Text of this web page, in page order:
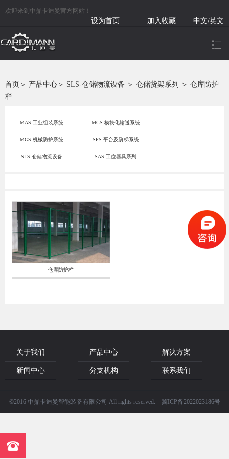
欢迎来到中鼎卡迪曼官方网站！
设为首页 加入收藏 中文/英文
首页 ＞ 产品中心 ＞ SLS-仓储物流设备 ＞ 仓储货架系列 ＞ 仓库防护
栏
MAS-工业组装系统 MCS-模块化输送系统
MGS-机械防护系统 SPS-平台及阶梯系统
SLS-仓储物流设备 SAS-工位器具系列
仓库防护栏
关于我们 产品中心 解决方案
新闻中心 分支机构 联系我们
©2016 中鼎卡迪曼智能装备有限公司 All rights reserved. 冀ICP备2022023186号